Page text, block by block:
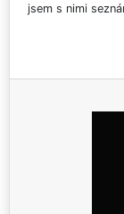
jsem s nimi